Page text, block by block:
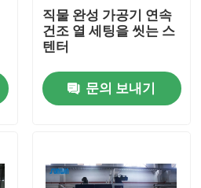
직물 완성 가공기 연속
건조 열 세팅을 씻는 스
텐터
문의 보내기